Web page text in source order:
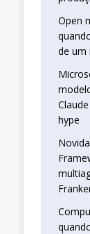
Open
de um
hype